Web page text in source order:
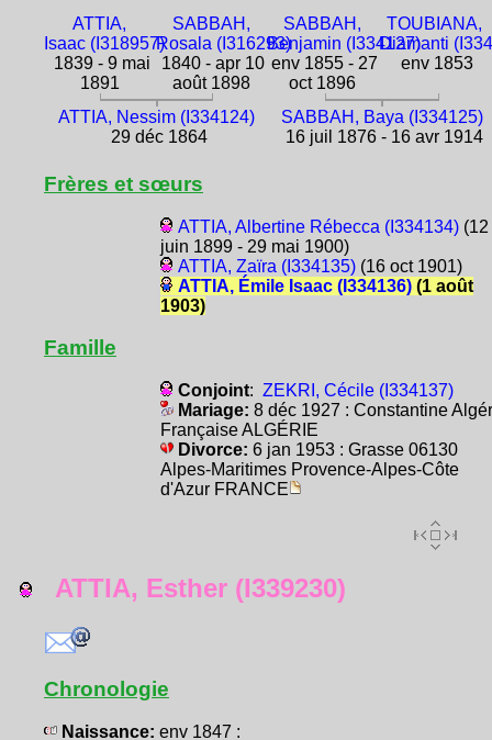
ATTIA,
Isaac (I318957)
1839 - 9 mai
1891
SABBAH,
Rosala (I316293)
1840 - apr 10
août 1898
SABBAH,
Benjamin (I334127)
env 1855 - 27
oct 1896
TOUBIANA,
Diamanti
env 1853
ATTIA, Nessim (I334124)
29 déc 1864
SABBAH, Baya (I334125)
16 juil 1876 - 16 avr 1914
Frères et sœurs
ATTIA, Albertine Rébecca (I334134)(12
juin 1899 - 29 mai 1900)
ATTIA, Zaïra (I334135)(16 oct 1901)
ATTIA, Émile Isaac (I334136)(1 août
1903)
Famille
Conjoint: ZEKRI, Cécile (I334137)
Mariage: 8 déc 1927 : Constantine
Française ALGÉRIE
Divorce: 6 jan 1953 : Grasse 06130
Alpes-Maritimes Provence-Alpes-Côte
d'Azur FRANCE
ATTIA, Esther (I339230)
Chronologie
Naissance: env 1847 :